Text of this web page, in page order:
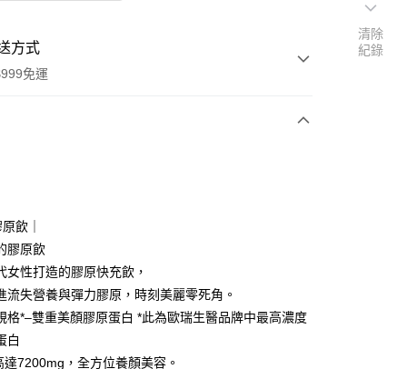
方式
免運
期使用說明】
飲｜
膠原飲
女性打造的膠原快充飲，
流失營養與彈力膠原，時刻美麗零死角。
*–雙重美顏膠原蛋白 *此為歐瑞生醫品牌中最高濃度
白
達7200mg，全方位養顏美容。
清除
紀錄